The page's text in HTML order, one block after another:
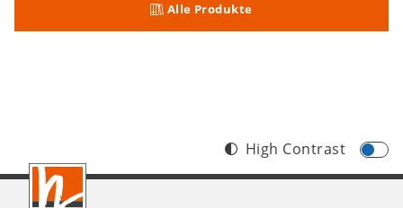
Alle Produkte
Footer
High Contrast